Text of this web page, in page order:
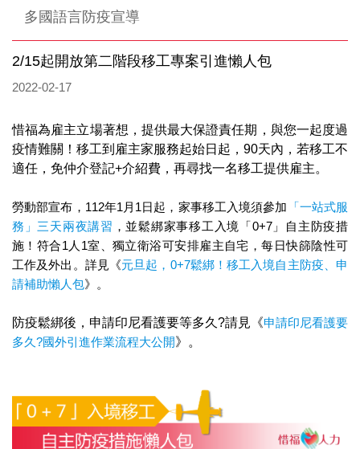
多國語言防疫宣導
2/15起開放第二階段移工專案引進懶人包
2022-02-17
​惜福為雇主立場著想，提供最大保證責任期，與您一起度過
疫情難關！移工到雇主家服務起始日起，90天內，若移工不
適任，免仲介登記+介紹費，再尋找一名移工提供雇主。
勞動部宣布，112年1月1日起，家事移工入境須參加 「一站式服
務」三天兩夜講習 ，並鬆綁家事移工入境「0+7」自主防疫措
施！符合1人1室、獨立衛浴可安排雇主自宅，每日快篩陰性可
工作及外出。詳見《元旦起，0+7鬆綁！移工入境自主防疫、申
請補助懶人包》。
防疫鬆綁後，申請印尼看護要等多久?請見《申請印尼看護要
多久?國外引進作業流程大公開》。